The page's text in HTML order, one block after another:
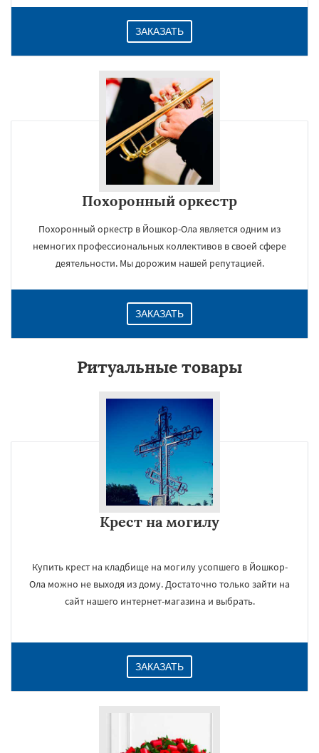
ЗАКАЗАТЬ
Похоронный оркестр
Похоронный оркестр в Йошкор-Ола является одним из
немногих профессиональных коллективов в своей сфере
деятельности. Мы дорожим нашей репутацией.
ЗАКАЗАТЬ
Ритуальные товары
Крест на могилу
Купить крест на кладбище на могилу усопшего в Йошкор-
Ола можно не выходя из дому. Достаточно только зайти на
сайт нашего интернет-магазина и выбрать.
ЗАКАЗАТЬ